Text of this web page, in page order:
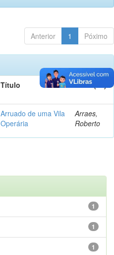
Anterior 1 Póximo
Título Autor(es)
Arruado de uma Vila
Operária
Arraes,
Roberto
1
1
1